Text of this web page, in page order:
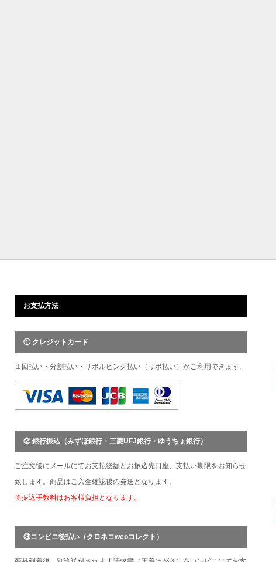
お支払方法
① クレジットカード
１回払い・分割払い・リボルビング払い（リボ払い）がご利用できます。
② 銀行振込（みずほ銀行・三菱UFJ銀行・ゆうちょ銀行）
ご注文後にメールにてお支払総額とお振込先口座、支払い期限をお知らせ
致します。商品はご入金確認後の発送となります。
※振込手数料はお客様負担となります。
③コンビニ後払い（クロネコwebコレクト）